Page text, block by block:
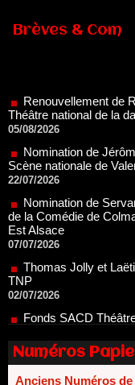
Brèves & Com
05/08/2026
Nomination de
Scène nationale de
22/07/2026
Nomination de
de la Comédie de
Est Alsace
07/07/2026
Thomas Jolly et
TNP
02/07/2026
Fonds SACD
23/06/2026
Dispositif
Le palmarès des prix
Numéros
Anciens Numéros